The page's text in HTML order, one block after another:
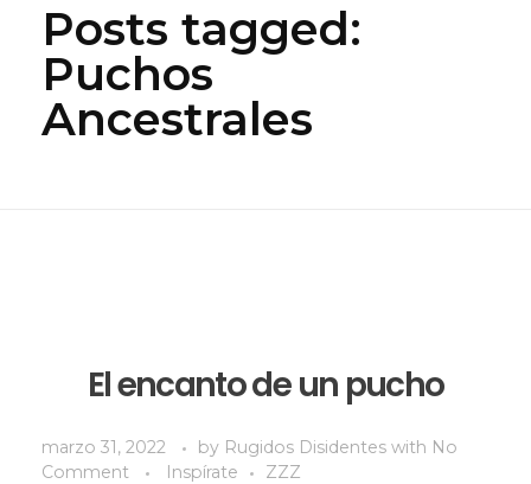
Posts tagged:
Puchos
Ancestrales
El encanto de un pucho
marzo 31, 2022 by Rugidos Disidentes with No
Comment
Inspírate ZZZ